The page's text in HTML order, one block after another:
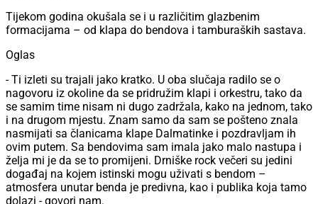
Tijekom godina okušala se i u različitim glazbenim
formacijama – od klapa do bendova i tamburaških sastava.
Oglas
- Ti izleti su trajali jako kratko. U oba slučaja radilo se o
nagovoru iz okoline da se pridružim klapi i orkestru, tako da
se samim time nisam ni dugo zadržala, kako na jednom, tako
i na drugom mjestu. Znam samo da sam se pošteno znala
nasmijati sa članicama klape Dalmatinke i pozdravljam ih
ovim putem. Sa bendovima sam imala jako malo nastupa i
želja mi je da se to promijeni. Drniške rock večeri su jedini
događaj na kojem istinski mogu uživati s bendom –
atmosfera unutar benda je predivna, kao i publika koja tamo
dolazi - govori nam.